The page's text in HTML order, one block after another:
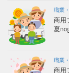
職業
商用
夏
職業
商用